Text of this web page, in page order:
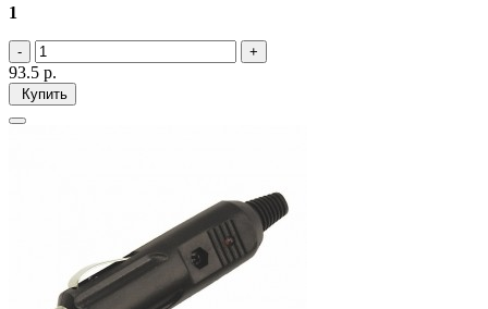
1
93.5 р.
Купить